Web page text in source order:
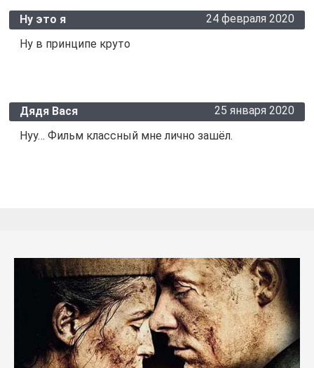
Ну это я
24 февраля 2020
Ну в принципе круто
Дядя Вася
25 января 2020
Нуу… Фильм классный мне лично зашёл.